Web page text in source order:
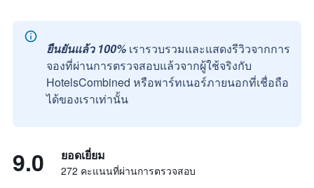
ยืนยันแล้ว 100% เรารวบรวมและแสดงรีวิวจากการ
จองที่ผ่านการตรวจสอบแล้วจากผู้ใช้จริงกับ
HotelsCombined หรือพาร์ทเนอร์ภายนอกที่เชื่อถือ
ได้ของเราเท่านั้น
9.0 ยอดเยี่ยม
272 คะแนนที่ผ่านการตรวจสอบ